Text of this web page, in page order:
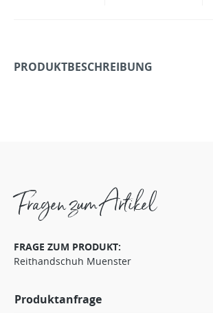
PRODUKTBESCHREIBUNG
Fragen zum Artikel
FRAGE ZUM PRODUKT:
Reithandschuh Muenster
Produktanfrage